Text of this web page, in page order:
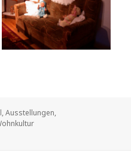
,Ausstellungen,
Schlafzimmer